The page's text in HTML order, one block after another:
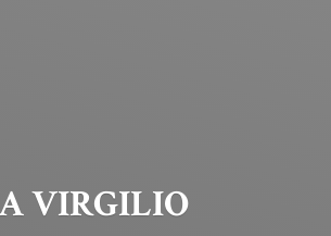
VIRGILIO